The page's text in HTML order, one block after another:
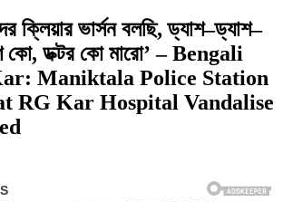
ভার্সন বলছি, ড্যাশ–ড্যাশ–
কো, ডক্টর কো মারো’ – Bengali
Maniktala Police Station
RG Kar Hospital Vandalise